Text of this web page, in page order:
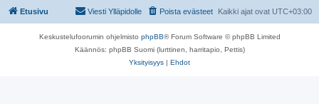
Etusivu Kaikki ajat ovat UTC+03:00
Poista evästeet
Viesti Ylläpidolle
Keskustelufoorumin ohjelmisto phpBB® Forum Software © phpBB Limited
Käännös: phpBB Suomi (lurttinen, harritapio, Pettis)
Yksityisyys | Ehdot